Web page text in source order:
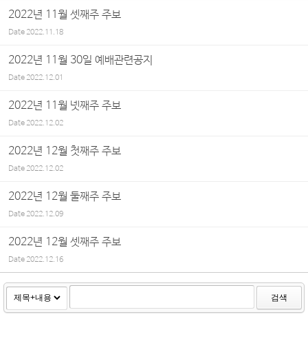
2022년 11월 셋째주 주보
Date2022.11.18
2022년 11월 30일 예배관련공지
Date2022.12.01
2022년 11월 넷째주 주보
Date2022.12.02
2022년 12월 첫째주 주보
Date2022.12.02
2022년 12월 둘째주 주보
Date2022.12.09
2022년 12월 셋째주 주보
Date2022.12.16
검색